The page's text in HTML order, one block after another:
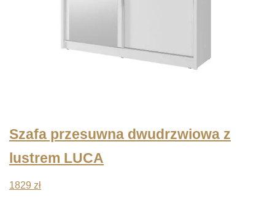
Szafa przesuwna dwudrzwiowa z
lustrem LUCA
1829 zł